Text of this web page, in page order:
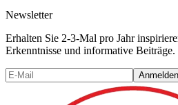
Newsletter
Erhalten Sie 2-3-Mal pro Jahr
Erkenntnisse und informative Beiträge.
Anmelden